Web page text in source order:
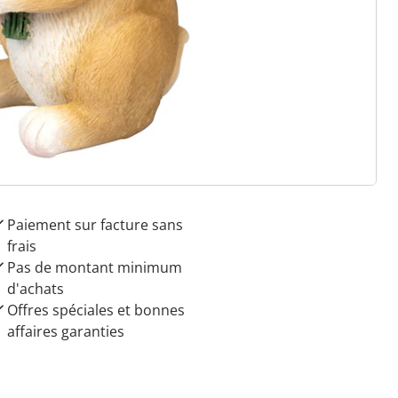
de choisir
& Confort”
Paiement sur facture sans
frais
Pas de montant minimum
d'achats
Offres spéciales et bonnes
affaires garanties